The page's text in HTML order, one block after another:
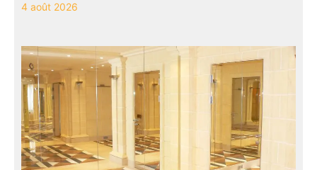
4 août 2026